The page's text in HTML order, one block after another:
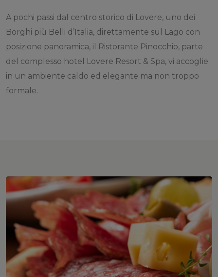
A pochi passi dal centro storico di Lovere, uno dei
Borghi più Belli d’Italia, direttamente sul Lago con
posizione panoramica, il Ristorante Pinocchio, parte
del complesso hotel Lovere Resort & Spa, vi accoglie
in un ambiente caldo ed elegante ma non troppo
formale.